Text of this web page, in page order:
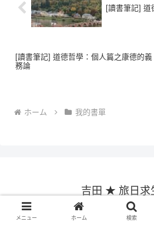
[讀書筆記] 道
[讀書筆記] 道德哲學：個人篇之康德的義
務論
ホーム 我的書單
吉田 ★ 旅日求
© 2016 吉田 ★ 旅日
メニュー ホーム 検索